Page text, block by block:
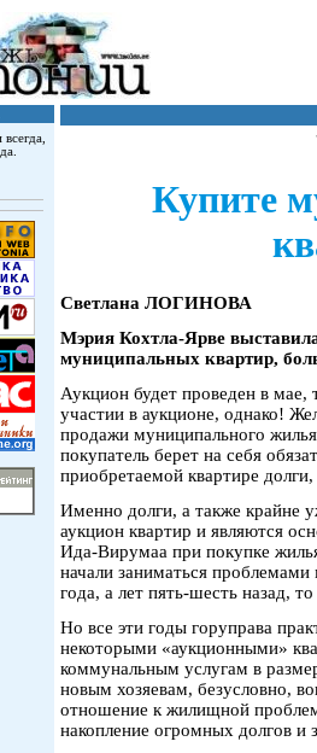
Купите
Светлана ЛОГИНОВА
Мэрия Кохтла-Ярве
муниципальных квартир,
Аукцион будет проведен в мае,
участии в аукционе, однако!
продажи муниципального
покупатель берет на себя
приобретаемой квартире
Именно долги, а также крайне
аукцион квартир и являются
Ида-Вирумаа при покупке
начали заниматься
года, а лет пять-шесть назад,
Но все эти годы горуправа
некоторыми «аукционными»
коммунальным услугам в
новым хозяевам, безусловно,
отношение к жилищной
накопление огромных долгов и